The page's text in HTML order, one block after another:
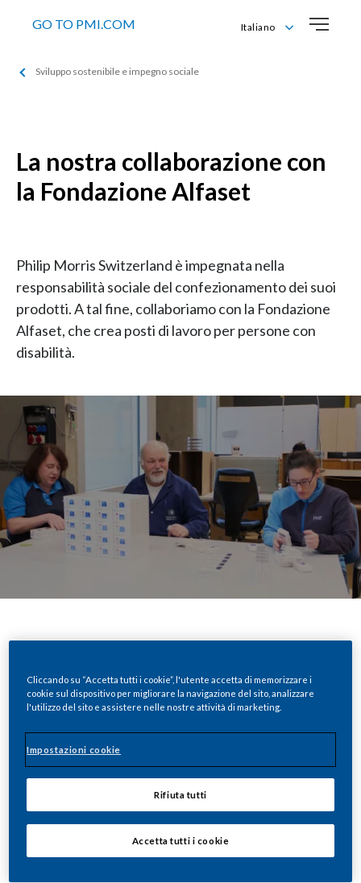
GO TO PMI.COM
Italiano
Sviluppo sostenibile e impegno sociale
La nostra collaborazione con
la Fondazione Alfaset
Philip Morris Switzerland è impegnata nella
responsabilità sociale del confezionamento dei suoi
prodotti. A tal fine, collaboriamo con la Fondazione
Alfaset, che crea posti di lavoro per persone con
disabilità.
obiettivo è sostituire le sigarette con
prodotti senza fumo per gli adulti che
sostenibilità e l'impegno sociale sono in
primo piano in questo sforzo.
Cliccando su “Accetta tutti i cookie”, l'utente accetta di memorizzare i
cookie sul dispositivo per migliorare la navigazione del sito, analizzare
l'utilizzo del sito e assistere nelle nostre attività di marketing.
Impostazioni cookie
Rifiuta tutti
Accetta tutti i cookie